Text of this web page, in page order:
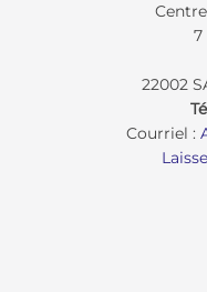
7
22002
Courriel :